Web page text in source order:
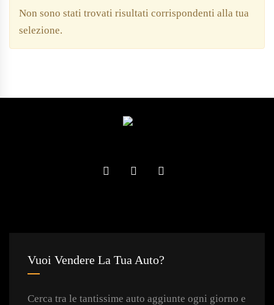
Non sono stati trovati risultati corrispondenti alla tua
selezione.
Vuoi Vendere La Tua Auto?
Cerca tra le tantissime auto aggiunte ogni giorno e